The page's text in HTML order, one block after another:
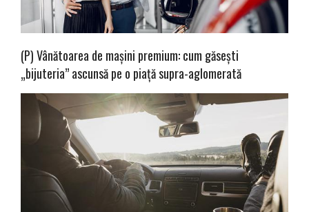
(P) Vânătoarea de mașini premium: cum găsești
„bijuteria” ascunsă pe o piață supra-aglomerată